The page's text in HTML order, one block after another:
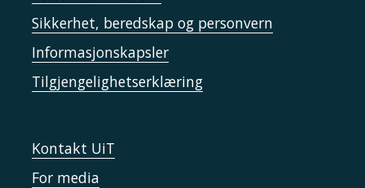
Sikkerhet, beredskap og personvern
Informasjonskapsler
Tilgjengelighetserklæring
Kontakt UiT
For media